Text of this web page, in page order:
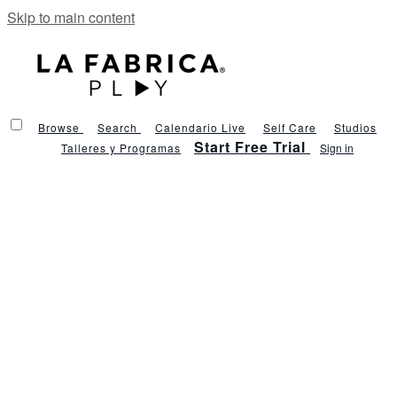
Skip to main content
Browse Search Calendario Live Self Care
Studios
Talleres y Programas
Start Free Trial Sign in